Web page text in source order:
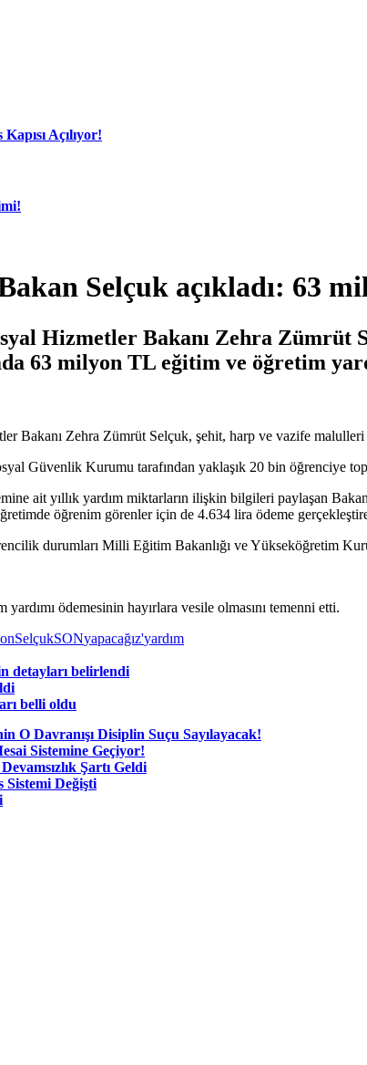
Açılıyor!
Selçuk açıkladı: 63
Hizmetler Bakanı Zehra
63 milyon TL eğitim ve öğretim
Bakanı Zehra Zümrüt Selçuk, şehit, harp ve vazife
Güvenlik Kurumu tarafından yaklaşık 20 bin öğrenciye
ait yıllık yardım miktarların ilişkin bilgileri paylaşan
öğrenim görenler için de 4.634 lira ödeme
durumları Milli Eğitim Bakanlığı ve Yükseköğretim
ödemesinin hayırlara vesile olmasını temenni etti.
SelçukSONyapacağız'yardım
detayları belirlendi
belli oldu
O Davranışı Disiplin Suçu Sayılayacak!
Sistemine Geçiyor!
Şartı Geldi
Değişti